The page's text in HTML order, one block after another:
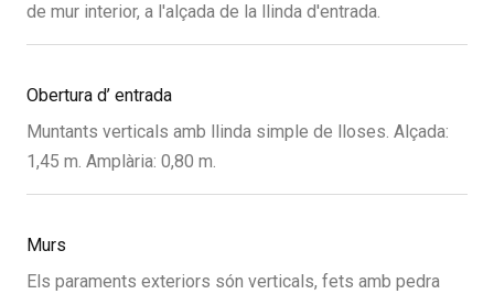
de mur interior, a l'alçada de la llinda d'entrada.
Obertura d’ entrada
Muntants verticals amb llinda simple de lloses. Alçada:
1,45 m. Amplària: 0,80 m.
Murs
Els paraments exteriors són verticals, fets amb pedra